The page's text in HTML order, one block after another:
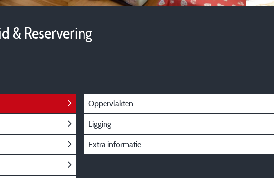
& Reservering
Oppervlakten
Ligging
Extra informatie